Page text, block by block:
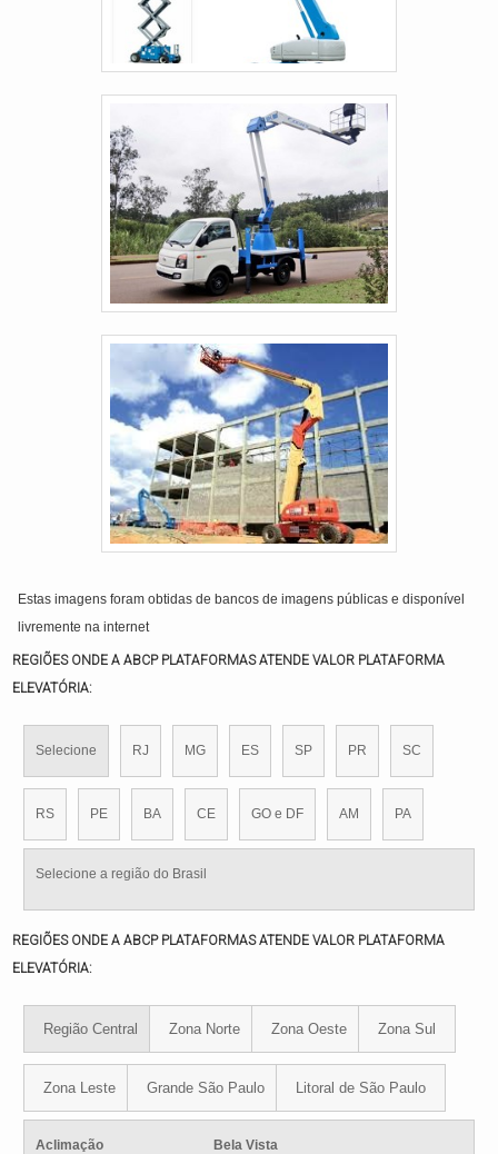
Estas imagens foram obtidas de bancos de imagens públicas e disponível
livremente na internet
REGIÕES ONDE A ABCP PLATAFORMAS ATENDE VALOR PLATAFORMA
ELEVATÓRIA:
Selecione RJ MG ES SP PR SC
RS PE BA CE GO e DF AM PA
Selecione a região do Brasil
REGIÕES ONDE A ABCP PLATAFORMAS ATENDE VALOR PLATAFORMA
ELEVATÓRIA:
Região Central Zona Norte Zona Oeste Zona Sul
Zona Leste Grande São Paulo Litoral de São Paulo
Aclimação
Bela Vista